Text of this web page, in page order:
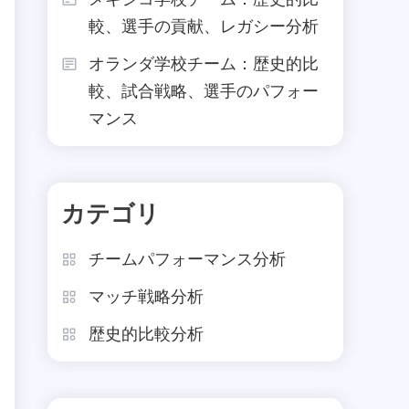
較、選手の貢献、レガシー分析
オランダ学校チーム：歴史的比
較、試合戦略、選手のパフォー
マンス
カテゴリ
チームパフォーマンス分析
マッチ戦略分析
歴史的比較分析